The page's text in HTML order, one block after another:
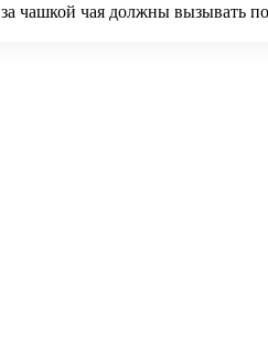
чая должны вызывать